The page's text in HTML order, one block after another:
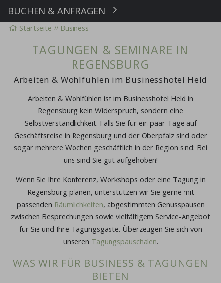
BUCHEN & ANFRAGEN
Startseite Business
TAGUNGEN & SEMINARE IN
REGENSBURG
Arbeiten & Wohlfühlen im Businesshotel Held
Arbeiten & Wohlfühlen ist im Businesshotel Held in
Regensburg kein Widerspruch, sondern eine
Selbstverständlichkeit. Falls Sie für ein paar Tage auf
Geschäftsreise in Regensburg und der Oberpfalz sind oder
sogar mehrere Wochen geschäftlich in der Region sind: Bei
uns sind Sie gut aufgehoben!
Wenn Sie Ihre Konferenz, Workshops oder eine Tagung in
Regensburg planen, unterstützen wir Sie gerne mit
passenden Räumlichkeiten, abgestimmten Genusspausen
zwischen Besprechungen sowie vielfältigem Service-Angebot
für Sie und Ihre Tagungsgäste. Überzeugen Sie sich von
unseren Tagungspauschalen.
WAS WIR FÜR BUSINESS & TAGUNGEN
BIETEN